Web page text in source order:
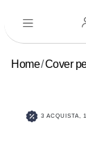
Home Cover
3 ACQUISTA,